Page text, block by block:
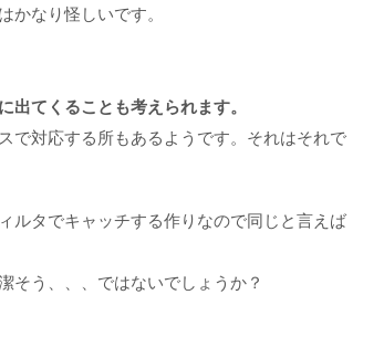
なり怪しいです。
てくることも考えられます。
で対応する所もあるようです。それはそれで
ルタでキャッチする作りなので同じと言えば
そう、、、ではないでしょうか？